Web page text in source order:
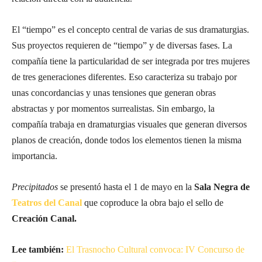
El “tiempo” es el concepto central de varias de sus dramaturgias.
Sus proyectos requieren de “tiempo” y de diversas fases. La
compañía tiene la particularidad de ser integrada por tres mujeres
de tres generaciones diferentes. Eso caracteriza su trabajo por
unas concordancias y unas tensiones que generan obras
abstractas y por momentos surrealistas. Sin embargo, la
compañía trabaja en dramaturgias visuales que generan diversos
planos de creación, donde todos los elementos tienen la misma
importancia.
Precipitados se presentó hasta el 1 de mayo en la Sala Negra de
Teatros del Canal que coproduce la obra bajo el sello de
Creación Canal.
Lee también: El Trasnocho Cultural convoca: IV Concurso de